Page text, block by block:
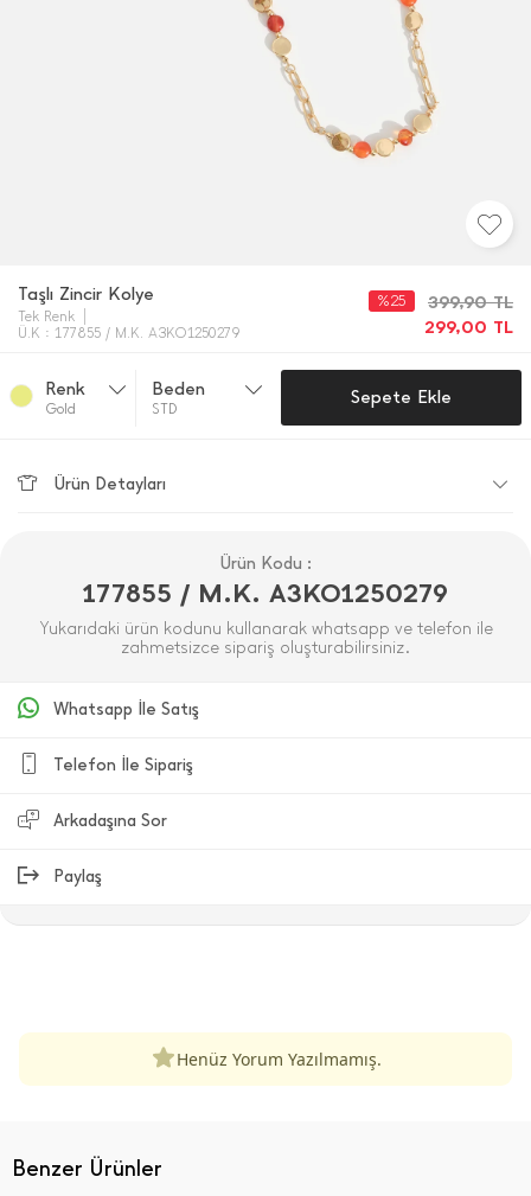
Taşlı Zincir Kolye
Tek Renk
Ü.K : 177855 / M.K. A3KO1250279
399,90TL
299,00 TL
%25
Renk
Gold
Beden
STD
Sepete Ekle
Ürün Detayları
Ürün Kodu :
177855 / M.K. A3KO1250279
Yukarıdaki ürün kodunu kullanarak whatsapp ve telefon ile
zahmetsizce sipariş oluşturabilirsiniz.
Whatsapp İle Satış
Telefon İle Sipariş
Arkadaşına Sor
Paylaş
Henüz Yorum Yazılmamış.
Benzer Ürünler